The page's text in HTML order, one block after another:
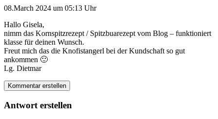
08.March 2024 um 05:13 Uhr
Hallo Gisela,
nimm das Kornspitzrezept / Spitzbuarezept vom Blog – funktioniert
klasse für deinen Wunsch.
Freut mich das die Knofistangerl bei der Kundschaft so gut
ankommen 🙂
Lg. Dietmar
Kommentar erstellen
Antwort erstellen